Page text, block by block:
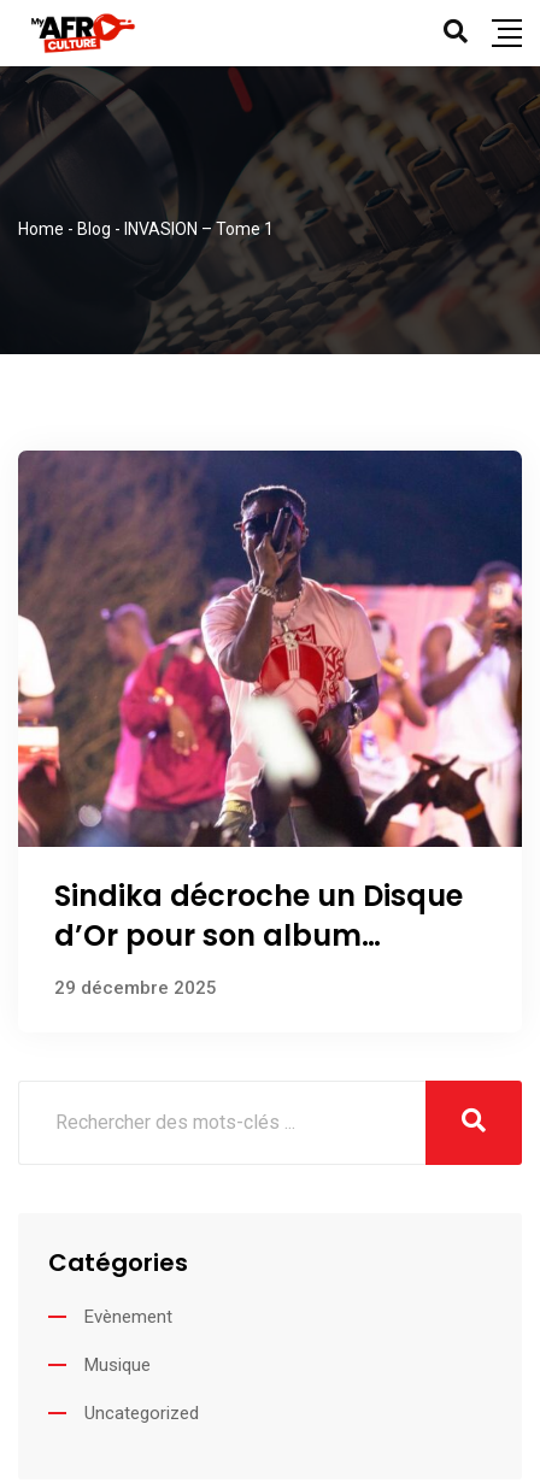
Home - Blog - INVASION – Tome 1
Sindika décroche un Disque
d’Or pour son album
INVASION – Tome 1
29 décembre 2025
Catégories
Evènement
Musique
Uncategorized